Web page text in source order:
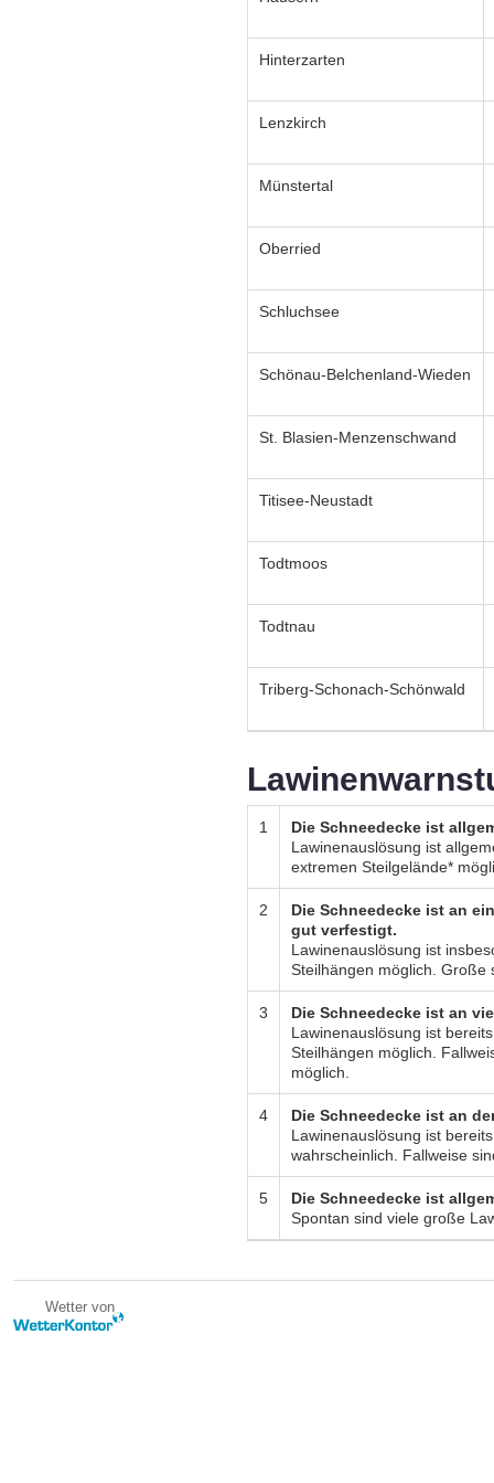
Hinterzarten
Lenzkirch
Münstertal
Oberried
Schluchsee
Schönau-Belchenland-Wieden
St. Blasien-Menzenschwand
Titisee-Neustadt
Todtmoos
Todtnau
Triberg-Schonach-Schönwald
1
Die Schneedecke ist
Lawinenauslösung ist
extremen Steilgelände*
2
Die Schneedecke ist an
gut verfestigt.
Lawinenauslösung ist
Steilhängen möglich. Große
3
Die Schneedecke ist an
Lawinenauslösung ist
Steilhängen möglich.
möglich.
4
Die Schneedecke ist an
Lawinenauslösung ist
wahrscheinlich. Fallweise
5
Die Schneedecke ist
Spontan sind viele große
Wetter von